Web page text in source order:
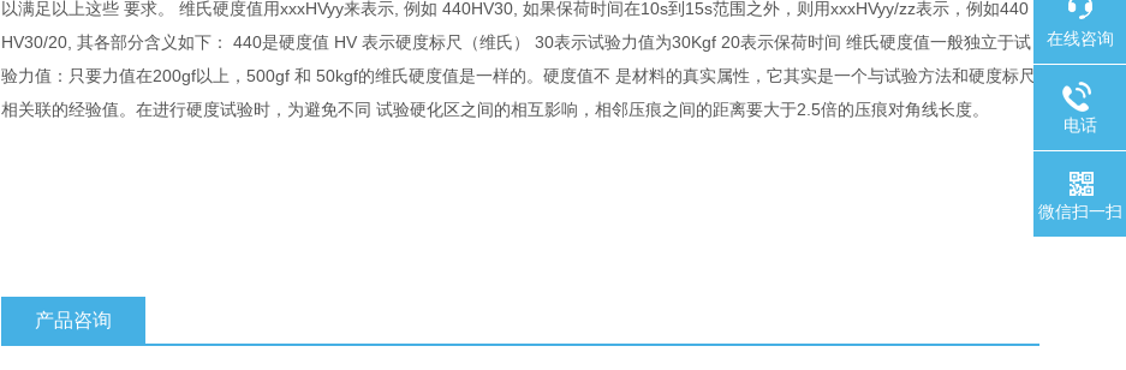
以满足以上这些 要求。 维氏硬度值用xxxHVyy来表示, 例如 440HV30, 如果保荷时间在10s到15s范围之外，则用xxxHVyy/zz表示，例如440
HV30/20, 其各部分含义如下： 440是硬度值 HV 表示硬度标尺（维氏） 30表示试验力值为30Kgf 20表示保荷时间 维氏硬度值一般独立于试
验力值：只要力值在200gf以上，500gf 和 50kgf的维氏硬度值是一样的。硬度值不 是材料的真实属性，它其实是一个与试验方法和硬度标尺
相关联的经验值。在进行硬度试验时，为避免不同 试验硬化区之间的相互影响，相邻压痕之间的距离要大于2.5倍的压痕对角线长度。
产品咨询
在线咨询
电话
微信扫一扫